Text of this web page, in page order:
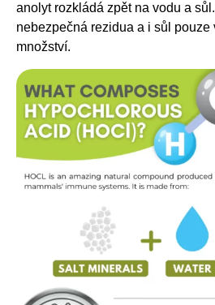
anolyt rozkládá zpět na vodu a
nebezpečná rezidua a i sůl pouze
množství.